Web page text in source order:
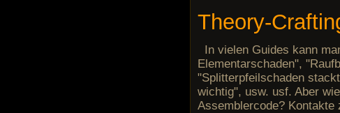
Theory-
In vielen Guides kann
Elementarschaden",
"Splitterpfeilschaden
wichtig", usw. usf. Aber
Assemblercode? Kontakte